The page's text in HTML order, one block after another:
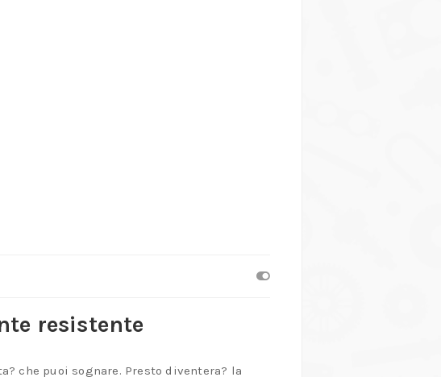
resistente
che puoi sognare. Presto diventera? la